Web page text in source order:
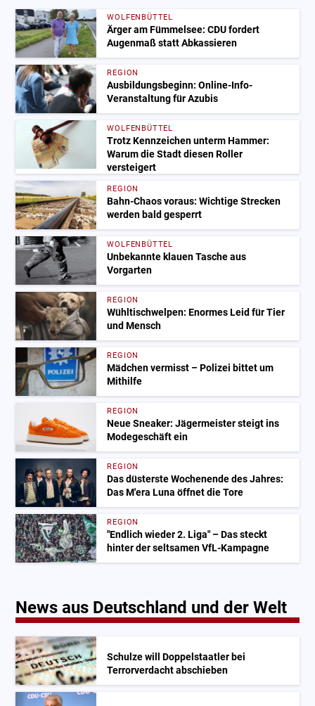
WOLFENBÜTTEL
Ärger am Fümmelsee: CDU fordert
Augenmaß statt Abkassieren
REGION
Ausbildungsbeginn: Online-Info-
Veranstaltung für Azubis
WOLFENBÜTTEL
Trotz Kennzeichen unterm Hammer:
Warum die Stadt diesen Roller
versteigert
REGION
Bahn-Chaos voraus: Wichtige Strecken
werden bald gesperrt
WOLFENBÜTTEL
Unbekannte klauen Tasche aus
Vorgarten
REGION
Wühltischwelpen: Enormes Leid für Tier
und Mensch
REGION
Mädchen vermisst – Polizei bittet um
Mithilfe
REGION
Neue Sneaker: Jägermeister steigt ins
Modegeschäft ein
REGION
Das düsterste Wochenende des Jahres:
Das M'era Luna öffnet die Tore
REGION
"Endlich wieder 2. Liga" – Das steckt
hinter der seltsamen VfL-Kampagne
News aus Deutschland und der Welt
Schulze will Doppelstaatler bei
Terrorverdacht abschieben